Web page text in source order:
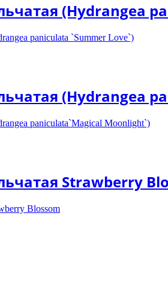
(Hydrangea
(Hydrangea
Strawberry